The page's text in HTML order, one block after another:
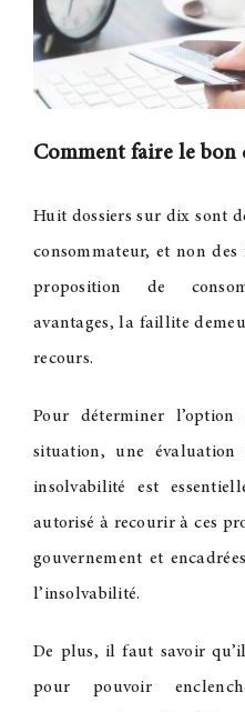
Comment faire le bon
Huit dossiers sur dix sont
consommateur, et non
proposition de
avantages, la faillite
recours.
Pour déterminer
situation, une
insolvabilité est
autorisé à recourir à ces
gouvernement et
l’insolvabilité.
De plus, il faut savoir
pour pouvoir